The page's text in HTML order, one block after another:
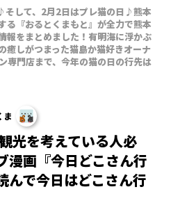
して、2月2日はプレ猫の日♪熊本
る『おるとくまもと』が全力で熊本
報をまとめました！有明海に浮かぶ
癒しがつまった猫島か猫好きオーナ
専門店まで、今年の猫の日の行先は
ま
光を考えている人必
漫画『今日どこさん行
んで今日はどこさん行